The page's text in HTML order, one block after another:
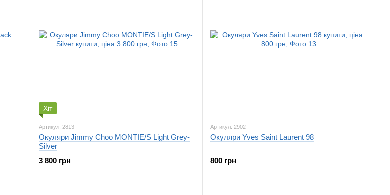
Хіт
Артикул: 2813
Окуляри Jimmy Choo MONTIE/S Light Grey-
Silver
3 800 грн
Артикул: 2902
Окуляри Yves Saint Laurent 98
800 грн